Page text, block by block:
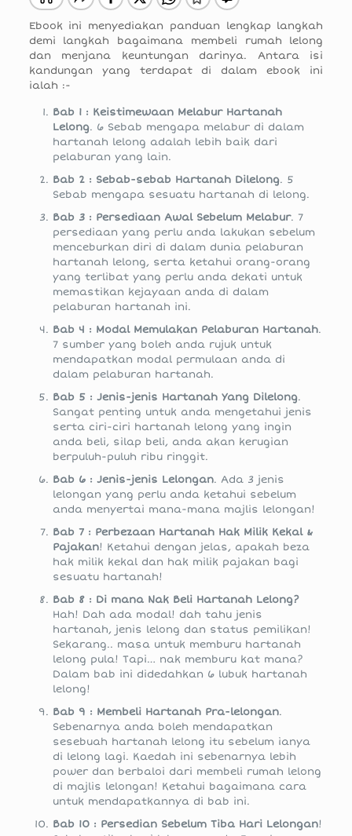
Ebook ini menyediakan panduan lengkap langkah
demi langkah bagaimana membeli rumah lelong
dan menjana keuntungan darinya. Antara isi
kandungan yang terdapat di dalam ebook ini
ialah :-
Bab 1 : Keistimewaan Melabur Hartanah
Lelong. 6 Sebab mengapa melabur di dalam
hartanah lelong adalah lebih baik dari
pelaburan yang lain.
Bab 2 : Sebab-sebab Hartanah Dilelong. 5
Sebab mengapa sesuatu hartanah di lelong.
Bab 3 : Persediaan Awal Sebelum Melabur. 7
persediaan yang perlu anda lakukan sebelum
menceburkan diri di dalam dunia pelaburan
hartanah lelong, serta ketahui orang-orang
yang terlibat yang perlu anda dekati untuk
memastikan kejayaan anda di dalam
pelaburan hartanah ini.
Bab 4 : Modal Memulakan Pelaburan Hartanah.
7 sumber yang boleh anda rujuk untuk
mendapatkan modal permulaan anda di
dalam pelaburan hartanah.
Bab 5 : Jenis-jenis Hartanah Yang Dilelong.
Sangat penting untuk anda mengetahui jenis
serta ciri-ciri hartanah lelong yang ingin
anda beli, silap beli, anda akan kerugian
berpuluh-puluh ribu ringgit.
Bab 6 : Jenis-jenis Lelongan. Ada 3 jenis
lelongan yang perlu anda ketahui sebelum
anda menyertai mana-mana majlis lelongan!
Bab 7 : Perbezaan Hartanah Hak Milik Kekal &
Pajakan! Ketahui dengan jelas, apakah beza
hak milik kekal dan hak milik pajakan bagi
sesuatu hartanah!
Bab 8 : Di mana Nak Beli Hartanah Lelong?
Hah! Dah ada modal! dah tahu jenis
hartanah, jenis lelong dan status pemilikan!
Sekarang.. masa untuk memburu hartanah
lelong pula! Tapi… nak memburu kat mana?
Dalam bab ini didedahkan 6 lubuk hartanah
lelong!
Bab 9 : Membeli Hartanah Pra-lelongan.
Sebenarnya anda boleh mendapatkan
sesebuah hartanah lelong itu sebelum ianya
di lelong lagi. Kaedah ini sebenarnya lebih
power dan berbaloi dari membeli rumah lelong
di majlis lelongan! Ketahui bagaimana cara
untuk mendapatkannya di bab ini.
Bab 10 : Persedian Sebelum Tiba Hari Lelongan!